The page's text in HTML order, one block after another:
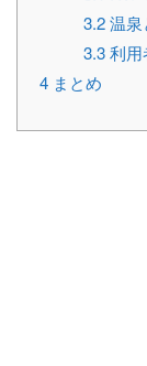
3.2温泉
3.3利用
4 まとめ